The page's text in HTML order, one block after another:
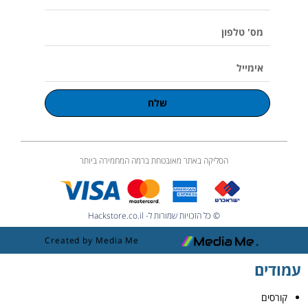
m
מלא
טלפון
שלח
הסליקה באתר מאובטחת ברמה המחמירה ביותר
© כל הזכויות שמורות ל- Hackstore.co.il
Created by Media Me
עמודים
קורסים